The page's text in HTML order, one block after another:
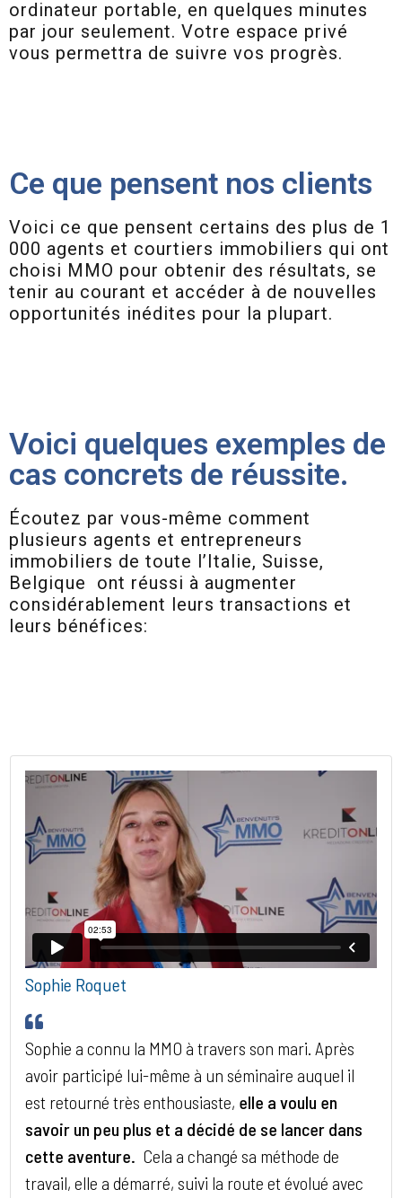
ordinateur portable, en quelques minutes
par jour seulement. Votre espace privé
vous permettra de suivre vos progrès.
Ce que pensent nos clients
Voici ce que pensent certains des plus de 1
000 agents et courtiers immobiliers qui ont
choisi MMO pour obtenir des résultats, se
tenir au courant et accéder à de nouvelles
opportunités inédites pour la plupart.
Voici quelques exemples de
cas concrets de réussite.
Écoutez par vous-même comment
plusieurs agents et entrepreneurs
immobiliers de toute l’Italie, Suisse,
Belgique ont réussi à augmenter
considérablement leurs transactions et
leurs bénéfices:
Sophie Roquet
Sophie a connu la MMO à travers son mari. Après
avoir participé lui-même à un séminaire auquel il
est retourné très enthousiaste, elle a voulu en
savoir un peu plus et a décidé de se lancer dans
cette aventure. Cela a changé sa méthode de
travail, elle a démarré, suivi la route et évolué avec